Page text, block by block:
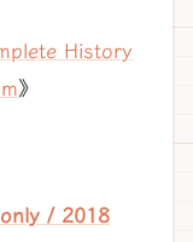
History
》
/ 2018